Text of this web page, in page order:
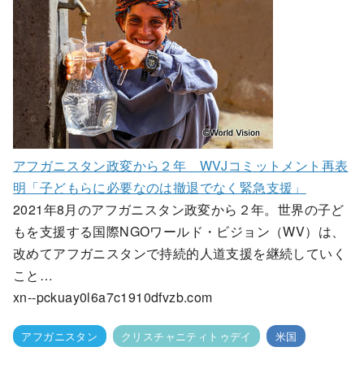
アフガニスタン政変から２年 WVJコミットメント再表
明「子どもらに必要なのは撤退でなく緊急支援」
2021年8月のアフガニスタン政変から２年。世界の子ど
もを支援する国際NGОワールド・ビジョン（WV）は、
改めてアフガニスタンで持続的人道支援を継続していく
こと…
xn--pckuay0l6a7c1910dfvzb.com
アフガニスタン クリスチャニティトゥデイ 米国